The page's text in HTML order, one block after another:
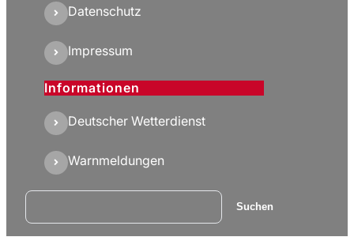
Datenschutz
Impressum
Informationen
Deutscher Wetterdienst
Warnmeldungen
Suchen Suchen